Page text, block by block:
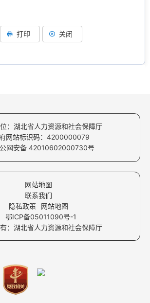
打印 关闭
：湖北省人力资源和社会保障厅
网站标识码：4200000079
网安备 42010602000730号
网站地图
联系我们
隐私政策
网站地图
鄂ICP备05011090号-1
：湖北省人力资源和社会保障厅